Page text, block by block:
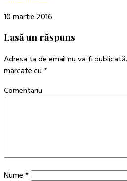
10 martie 2016
Lasă un răspuns
Adresa ta de email nu va fi publicată.
marcate cu *
Comentariu
Nume *